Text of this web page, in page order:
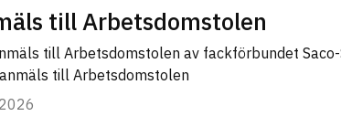
till Arbetsdomstolen
till Arbetsdomstolen av fackförbundet Saco-
till Arbetsdomstolen